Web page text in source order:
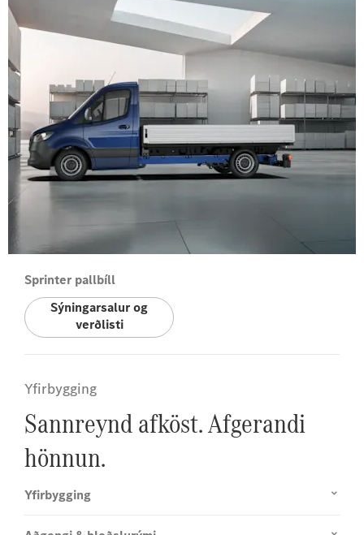
Sprinter pallbíll
Sýningarsalur og
verðlisti
Yfirbygging
Sannreynd afköst. Afgerandi
hönnun.
Yfirbygging